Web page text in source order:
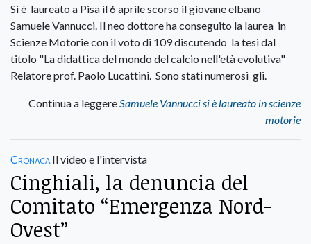
Si è laureato a Pisa il 6 aprile scorso il giovane elbano
Samuele Vannucci. Il neo dottore ha conseguito la laurea in
Scienze Motorie con il voto di 109 discutendo la tesi dal
titolo "La didattica del mondo del calcio nell'età evolutiva"
Relatore prof. Paolo Lucattini. Sono stati numerosi gli.
Continua a leggereSamuele Vannucci si è laureato in scienze
motorie
Cronaca Il video e l'intervista
Cinghiali, la denuncia del
Comitato “Emergenza Nord-
Ovest”